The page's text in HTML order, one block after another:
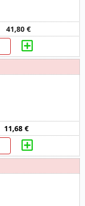
41,80 €
11,68 €